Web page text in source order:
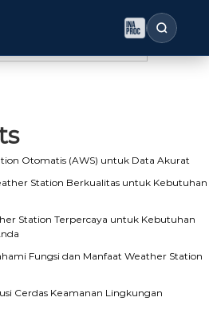
Search
Otomatis (AWS) untuk Data Akurat
Station Berkualitas untuk Kebutuhan
Station Terpercaya untuk Kebutuhan
Fungsi dan Manfaat Weather Station
Cerdas Keamanan Lingkungan